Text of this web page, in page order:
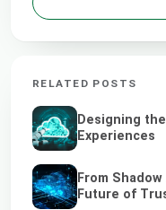
RELATED POSTS
Designing
Experiences
From
Future of